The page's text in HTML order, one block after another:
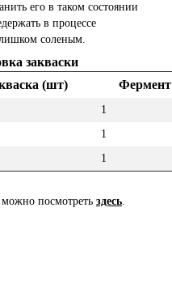
его в таком состоянии
в процессе
соленым.
закваски
(шт)
1
1
1
посмотреть здесь